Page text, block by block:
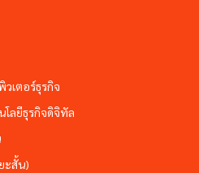
เตอร์ธุรกิจ
โลยีธุรกิจดิจิทัล
ะสั้น)